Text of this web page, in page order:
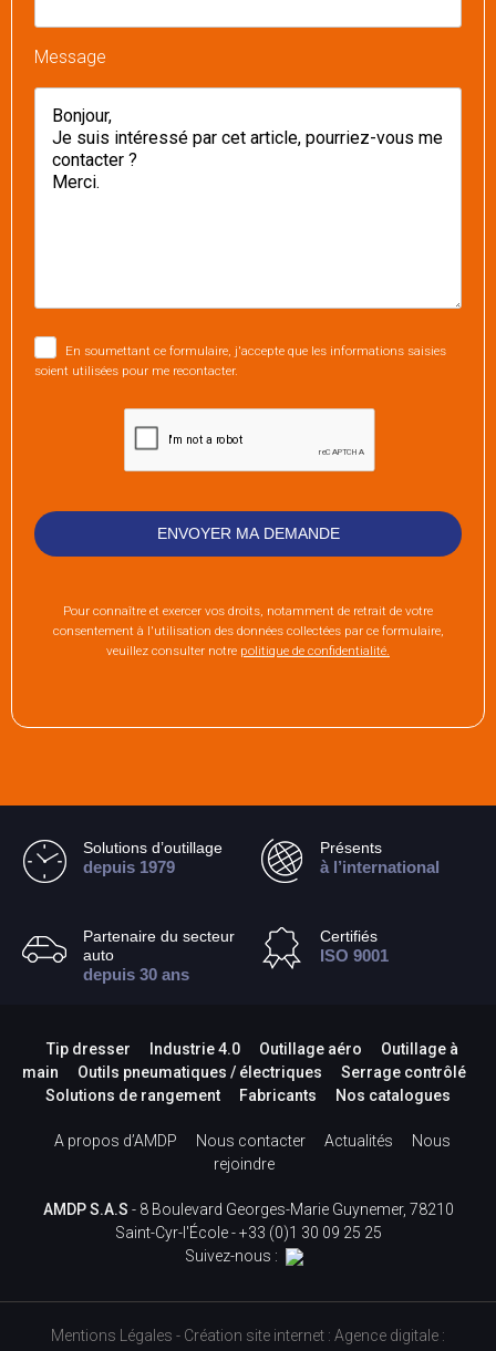
Message
En soumettant ce formulaire, j'accepte que les informations saisies
soient utilisées pour me recontacter.
Pour connaître et exercer vos droits, notamment de retrait de votre
consentement à l'utilisation des données collectées par ce formulaire,
veuillez consulter notre politique de confidentialité.
Solutions d’outillage
depuis 1979
Présents
à l’international
Partenaire du secteur
auto
depuis 30 ans
Certifiés
ISO 9001
Tip dresser Industrie 4.0 Outillage aéro
Outillage à
main
Outils pneumatiques / électriques
Serrage contrôlé
Solutions de rangement
Fabricants Nos catalogues
A propos d’AMDP Nous contacter Actualités
Nous
rejoindre
AMDP S.A.S - 8 Boulevard Georges-Marie Guynemer, 78210
Saint-Cyr-l'École -+33 (0)1 30 09 25 25
Suivez-nous :
Mentions Légales - Création site internet : Agence digitale :